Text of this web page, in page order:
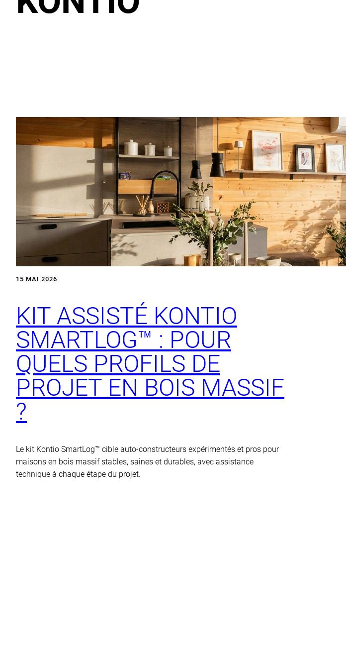
15 MAI 2026
KIT ASSISTÉ KONTIO
SMARTLOG™ : POUR
QUELS PROFILS DE
PROJET EN BOIS MASSIF
?
Le kit Kontio SmartLog™ cible auto-constructeurs expérimentés et pros pour
maisons en bois massif stables, saines et durables, avec assistance
technique à chaque étape du projet.